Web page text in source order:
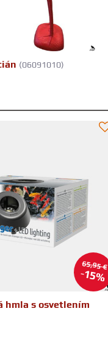
(06091010)
65,95 €
15%
hmla s osvetlením